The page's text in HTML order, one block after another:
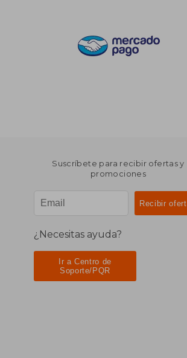
Suscríbete para recibir ofertas y
promociones
¿Necesitas ayuda?
Ir a Centro de
Soporte/PQR